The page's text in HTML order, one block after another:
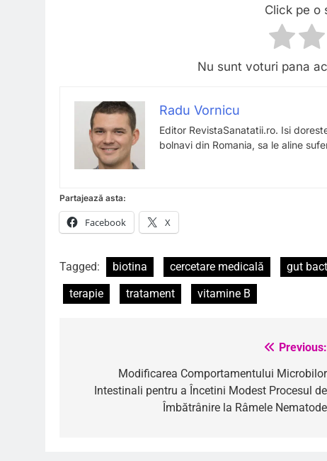
Click pe o
Nu sunt voturi pana
Radu Vornicu
Editor RevistaSanatatii.ro. Isi
bolnavi din Romania, sa le aline
Partajează asta:
Facebook X
Tagged: biotina cercetare medicală gut
terapie
tratament vitamine B
Previous:
Modificarea Comportamentului Microbilor
Intestinali pentru a Încetini Modest Procesul de
Îmbătrânire la Râmele Nematode